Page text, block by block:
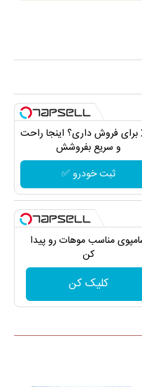
X22 برای فروش داری؟ اینجا راحت
و سریع بفروشش
ثبت خودرو ✅
مناسب موهات رو پیدا
کن
کلیک کن